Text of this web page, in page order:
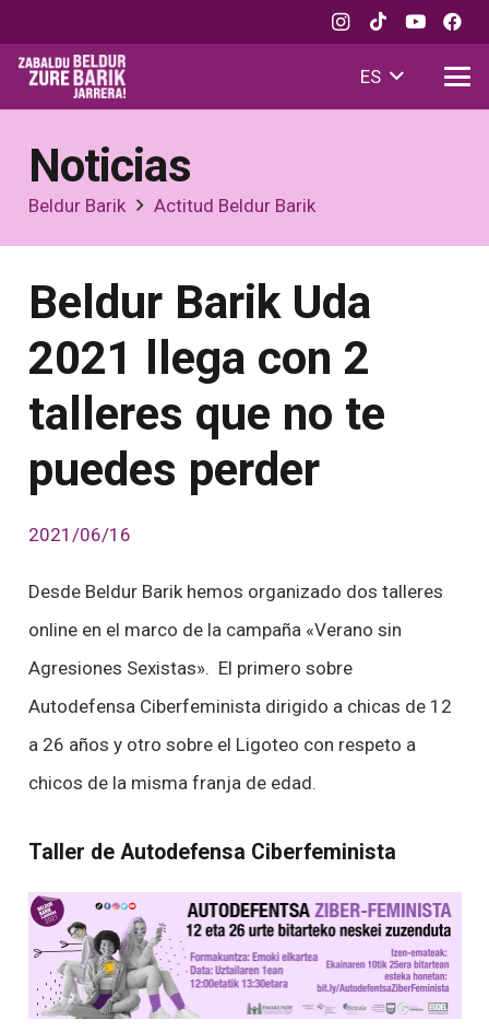
ES
Noticias
Beldur Barik Actitud Beldur Barik
Beldur Barik Uda
2021 llega con 2
talleres que no te
puedes perder
2021/06/16
Desde Beldur Barik hemos organizado dos talleres
online en el marco de la campaña «Verano sin
Agresiones Sexistas». El primero sobre
Autodefensa Ciberfeminista dirigido a chicas de 12
a 26 años y otro sobre el Ligoteo con respeto a
chicos de la misma franja de edad.
Taller de Autodefensa Ciberfeminista